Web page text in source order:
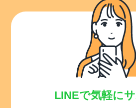
LINEで気軽に